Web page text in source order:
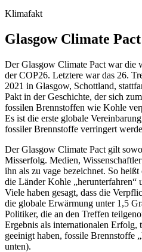
Klimafakt
Glasgow Climate Pact
Der Glasgow Climate Pact war die
der COP26. Letztere war das 26.
2021 in Glasgow, Schottland,
Pakt in der Geschichte, der sich
fossilen Brennstoffen wie Kohle
Es ist die erste globale
fossiler Brennstoffe verringert
Der Glasgow Climate Pact gilt
Misserfolg. Medien,
ihn als zu vage bezeichnet. So
die Länder Kohle „herunterfahren“
Viele haben gesagt, dass die
die globale Erwärmung unter 1,5
Politiker, die an den Treffen
Ergebnis als internationalen Erfolg,
geeinigt haben, fossile Brennstoffe
unten).